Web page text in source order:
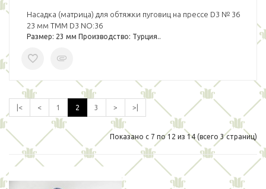
Насадка (матрица) для обтяжки пуговиц на прессе D3 № 36
23 мм TMM D3 NO:36
Размер: 23 мм Производство: Турция..
|< < 1 2 3 > >|
Показано с 7 по 12 из 14 (всего 3 страниц)